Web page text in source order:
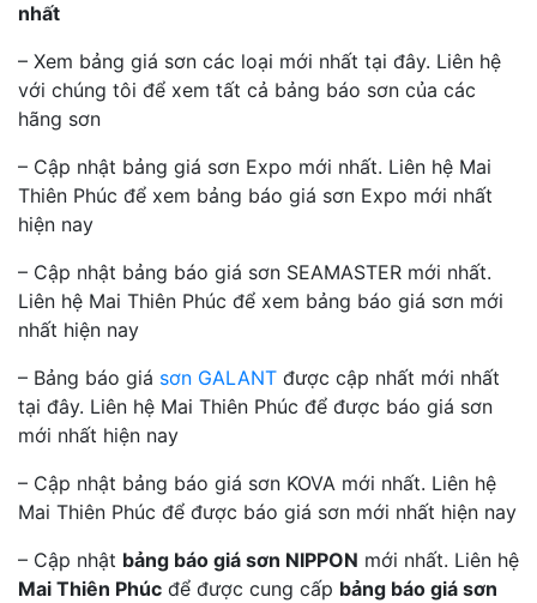
nhất
– Xem bảng giá sơn các loại mới nhất tại đây. Liên hệ
với chúng tôi để xem tất cả bảng báo sơn của các
hãng sơn
– Cập nhật bảng giá sơn Expo mới nhất. Liên hệ Mai
Thiên Phúc để xem bảng báo giá sơn Expo mới nhất
hiện nay
– Cập nhật bảng báo giá sơn SEAMASTER mới nhất.
Liên hệ Mai Thiên Phúc để xem bảng báo giá sơn mới
nhất hiện nay
– Bảng báo giá sơn GALANT được cập nhất mới nhất
tại đây. Liên hệ Mai Thiên Phúc để được báo giá sơn
mới nhất hiện nay
– Cập nhật bảng báo giá sơn KOVA mới nhất. Liên hệ
Mai Thiên Phúc để được báo giá sơn mới nhất hiện nay
– Cập nhật bảng báo giá sơn NIPPON mới nhất. Liên hệ
Mai Thiên Phúc để được cung cấp bảng báo giá sơn